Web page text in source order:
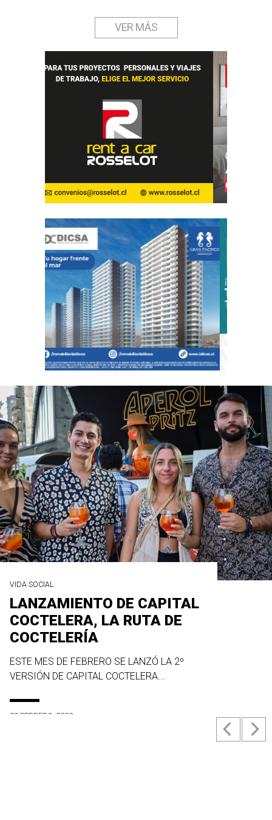
VER MÁS
VIDA SOCIAL
LANZAMIENTO DE CAPITAL
COCTELERA, LA RUTA DE
COCTELERÍA
ESTE MES DE FEBRERO SE LANZÓ LA 2º
VERSIÓN DE CAPITAL COCTELERA...
23 FEBRERO, 2022